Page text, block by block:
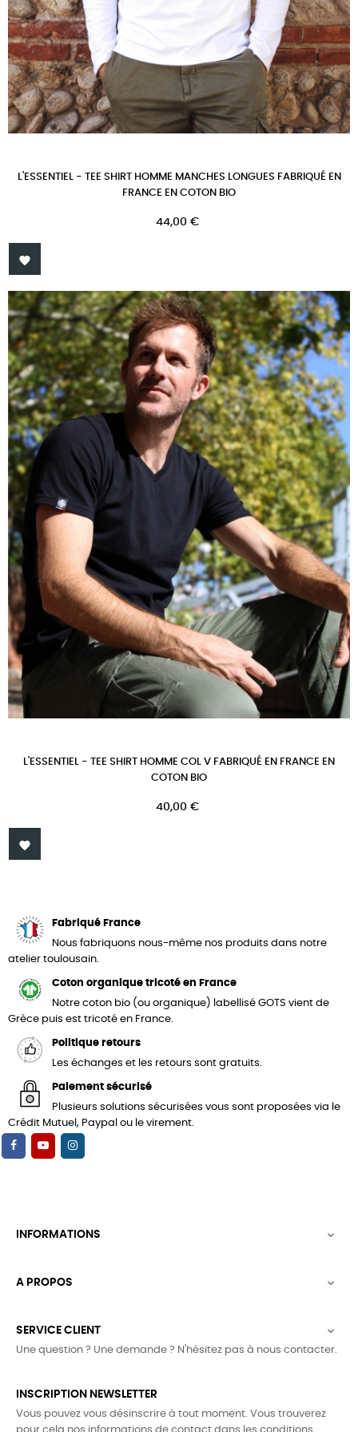
L'ESSENTIEL - TEE SHIRT HOMME MANCHES LONGUES FABRIQUÉ EN
FRANCE EN COTON BIO
Prix
44,00 €

L'ESSENTIEL - TEE SHIRT HOMME COL V FABRIQUÉ EN FRANCE EN
COTON BIO
Prix
40,00 €

Fabriqué France
Nous fabriquons nous-même nos produits dans notre
atelier toulousain.
Coton organique tricoté en France
Notre coton bio (ou organique) labellisé GOTS vient de
Grèce puis est tricoté en France.
Politique retours
Les échanges et les retours sont gratuits.
Paiement sécurisé
Plusieurs solutions sécurisées vous sont proposées via le
Crédit Mutuel, Paypal ou le virement.
INFORMATIONS 
A PROPOS 
SERVICE CLIENT 
Une question ? Une demande ? N'hésitez pas à nous contacter.
INSCRIPTION NEWSLETTER
Vous pouvez vous désinscrire à tout moment. Vous trouverez